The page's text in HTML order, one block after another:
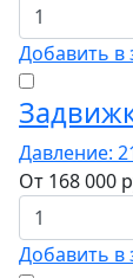
Добавить в
Давление:
От 168 000
Добавить в